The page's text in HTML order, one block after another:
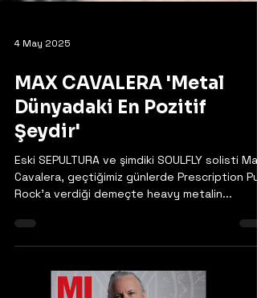
4 May 2025
MAX CAVALERA 'Metal
Dünyadaki En Pozitif
Şeydir'
Eski SEPULTURA ve şimdiki SOULFLY solisti Max
Cavalera, geçtiğimiz günlerde Prescription